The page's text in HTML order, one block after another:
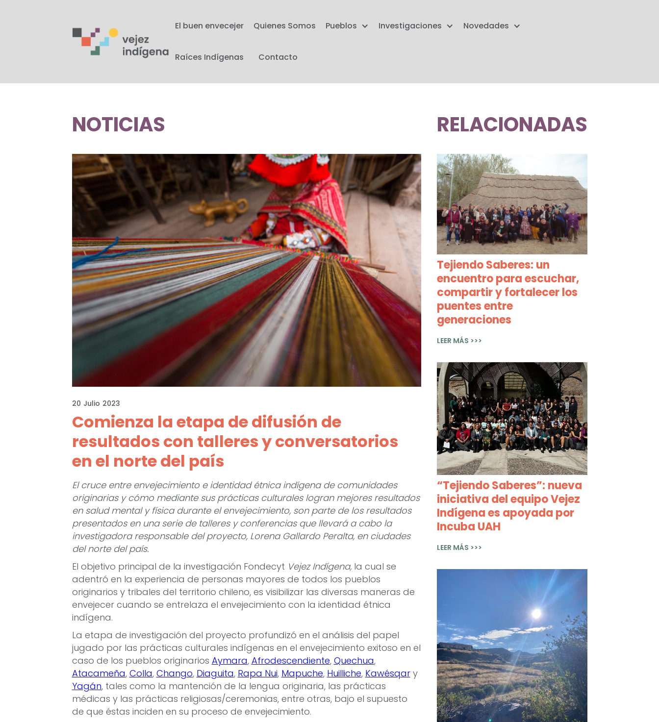
El buen envecejer Quienes Somos Pueblos Investigaciones Novedades
Raíces Indígenas Contacto
NOTICIAS
20 Julio 2023
Comienza la etapa de difusión de
resultados con talleres y conversatorios
en el norte del país
El cruce entre envejecimiento e identidad étnica indígena de comunidades
originarias y cómo mediante sus prácticas culturales logran mejores resultados
en salud mental y física durante el envejecimiento, son parte de los resultados
presentados en una serie de talleres y conferencias que llevará a cabo la
investigadora responsable del proyecto, Lorena Gallardo Peralta, en ciudades
del norte del país.
El objetivo principal de la investigación Fondecyt Vejez Indígena, la cual se
adentró en la experiencia de personas mayores de todos los pueblos
originarios y tribales del territorio chileno, es visibilizar las diversas maneras de
envejecer cuando se entrelaza el envejecimiento con la identidad étnica
indígena.
La etapa de investigación del proyecto profundizó en el análisis del papel
jugado por las prácticas culturales indígenas en el envejecimiento exitoso en el
caso de los pueblos originarios Aymara, Afrodescendiente, Quechua,
Atacameña, Colla, Chango, Diaguita, Rapa Nui, Mapuche, Huilliche, Kawésqary
Yagán, tales como la mantención de la lengua originaria, las prácticas
médicas y las prácticas religiosas/ceremonias, entre otras, bajo el supuesto
de que éstas inciden en su proceso de envejecimiento.
RELACIONADAS
Tejiendo Saberes: un
encuentro para escuchar,
compartir y fortalecer los
puentes entre
generaciones
LEER MÁS >>>
“Tejiendo Saberes”: nueva
iniciativa del equipo Vejez
Indígena es apoyada por
Incuba UAH
LEER MÁS >>>